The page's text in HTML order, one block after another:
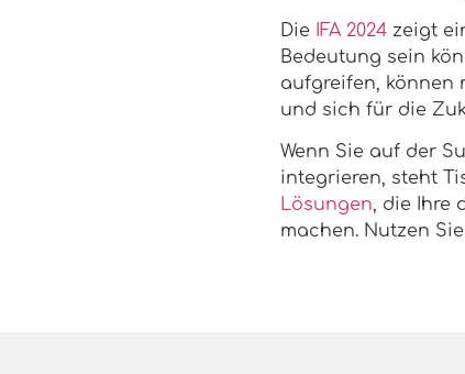
DieIFA 2024zeigt
Bedeutung sein
aufgreifen, können
und sich für die
Wenn Sie auf der
integrieren, steht
Lösungen, die Ihre
machen. Nutzen